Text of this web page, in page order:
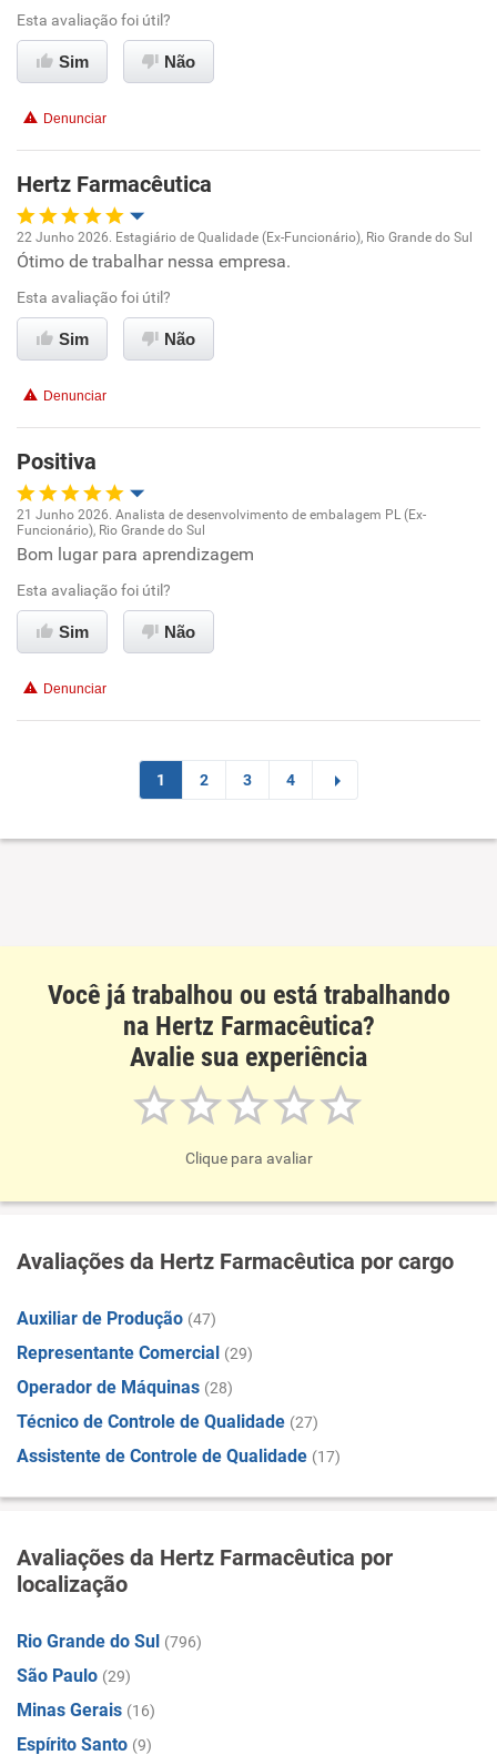
Recomenda esta empresa
Recomenda a diretoria
Esta avaliação foi útil?
Sim Não
Denunciar
Hertz Farmacêutica
Oportunidade de promoção
Ambiente de trabalho
Benefícios
Recomenda esta empresa
22 Junho 2026. Estagiário de Qualidade (Ex-Funcionário), Rio Grande do Sul
Ótimo de trabalhar nessa empresa.
Esta avaliação foi útil?
Sim Não
Denunciar
Positiva
Oportunidade de promoção
Ambiente de trabalho
Conciliação com a vida familiar
Recomenda esta empresa
Recomenda a diretoria
21 Junho 2026. Analista de desenvolvimento de embalagem PL (Ex-
Funcionário), Rio Grande do Sul
Bom lugar para aprendizagem
Esta avaliação foi útil?
Sim Não
Denunciar
1 2 3 4
Você já trabalhou ou está trabalhando
na Hertz Farmacêutica?
Avalie sua experiência
Clique para avaliar
Avaliações da Hertz Farmacêutica por cargo
Auxiliar de Produção (47)
Representante Comercial (29)
Operador de Máquinas (28)
Técnico de Controle de Qualidade (27)
Assistente de Controle de Qualidade (17)
Avaliações da Hertz Farmacêutica por
localização
Rio Grande do Sul (796)
São Paulo (29)
Minas Gerais (16)
Espírito Santo (9)